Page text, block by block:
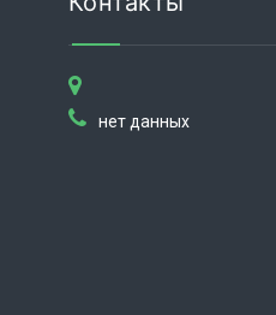
нет данных